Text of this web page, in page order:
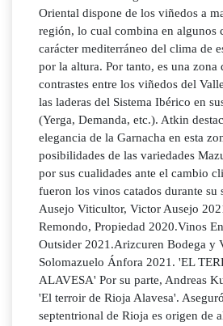
Oriental dispone de los viñedos a
región, lo cual combina en algunos
carácter mediterráneo del clima de
por la altura. Por tanto, es una zona
contrastes entre los viñedos del
las laderas del Sistema Ibérico en
(Yerga, Demanda, etc.). Atkin
elegancia de la Garnacha en esta
posibilidades de las variedades
por sus cualidades ante el cambio
fueron los vinos catados durante
Ausejo Viticultor, Victor Ausejo
Remondo, Propiedad 2020.Vinos
Outsider 2021.Arizcuren Bodega y
Solomazuelo Ánfora 2021. 'EL
ALAVESA' Por su parte, Andreas
'El terroir de Rioja Alavesa'.
septentrional de Rioja es origen de